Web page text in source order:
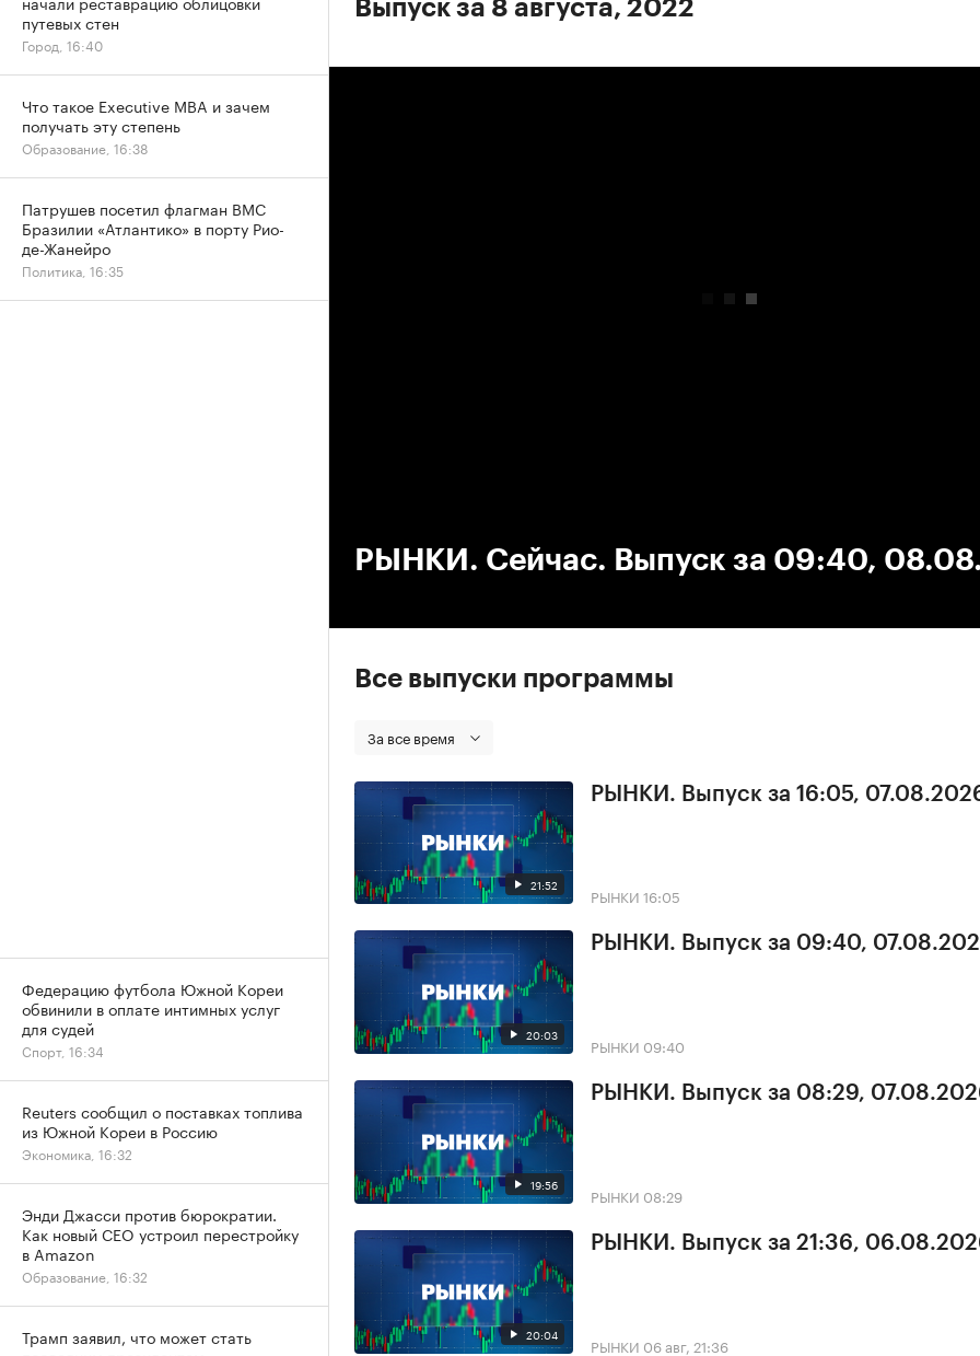
Выпуск за 8 августа, 2022
РЫНКИ. Сейчас. Выпуск за 09:40,
Все выпуски программы
За все время
21:52
РЫНКИ. Выпуск за 16:05,
РЫНКИ 16:05
20:03
РЫНКИ. Выпуск за 09:40,
РЫНКИ 09:40
19:56
РЫНКИ. Выпуск за 08:29,
РЫНКИ 08:29
20:04
РЫНКИ. Выпуск за 21:36,
РЫНКИ 06 авг, 21:36
путевых стен
Город, 16:40
Что такое Executive MBA и зачем
получать эту степень
Образование, 16:38
Патрушев посетил флагман ВМС
Бразилии «Атлантико» в порту Рио-
де-Жанейро
Политика, 16:35
Федерацию футбола Южной Кореи
обвинили в оплате интимных услуг
для судей
Спорт, 16:34
Reuters сообщил о поставках топлива
из Южной Кореи в Россию
Экономика, 16:32
Энди Джасси против бюрократии.
Как новый CEO устроил перестройку
в Amazon
Образование, 16:32
Трамп заявил, что может стать